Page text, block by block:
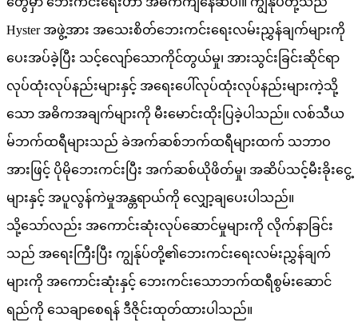
Hyster အဖွဲ့အား အသေးစိတ်ဘေးကင်းရေးလမ်းညွှန်ချက်များကို
ပေးအပ်ခဲ့ပြီး သင့်လျော်သောကိုင်တွယ်မှု၊ အားသွင်းခြင်းဆိုင်ရာ
လုပ်ထုံးလုပ်နည်းများနှင့် အရေးပေါ်လုပ်ထုံးလုပ်နည်းများကဲ့သို့
သော အဓိကအချက်များကို မီးမောင်းထိုးပြခဲ့ပါသည်။ လစ်သီယ
မ်ဘက်ထရီများသည် ခဲအက်ဆစ်ဘက်ထရီများထက် သဘာဝ
အားဖြင့် ပိုမိုဘေးကင်းပြီး အက်ဆစ်ယိုဖိတ်မှု၊ အဆိပ်သင့်မီးခိုးငွေ့
များနှင့် အပူလွန်ကဲမှုအန္တရာယ်ကို လျှော့ချပေးပါသည်။
သို့သော်လည်း အကောင်းဆုံးလုပ်ဆောင်မှုများကို လိုက်နာခြင်း
သည် အရေးကြီးပြီး ကျွန်ုပ်တို့၏ဘေးကင်းရေးလမ်းညွှန်ချက်
များကို အကောင်းဆုံးနှင့် ဘေးကင်းသောဘက်ထရီစွမ်းဆောင်
ရည်ကို သေချာစေရန် ဒီဇိုင်းထုတ်ထားပါသည်။